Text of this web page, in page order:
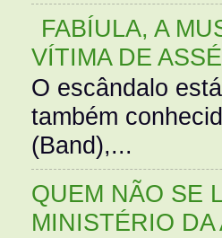
FABÍULA, A
VÍTIMA DE
O escândalo
também
(Band),...
QUEM NÃO SE
MINISTÉRIO